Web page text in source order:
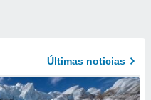
Últimas noticias